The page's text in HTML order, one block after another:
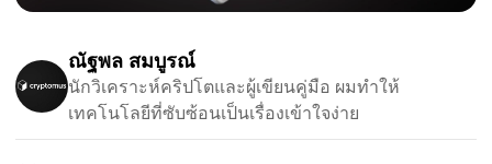
ณัฐพล สมบูรณ์
นักวิเคราะห์คริปโตและผู้เขียนคู่มือ ผมทำให้
เทคโนโลยีที่ซับซ้อนเป็นเรื่องเข้าใจง่าย